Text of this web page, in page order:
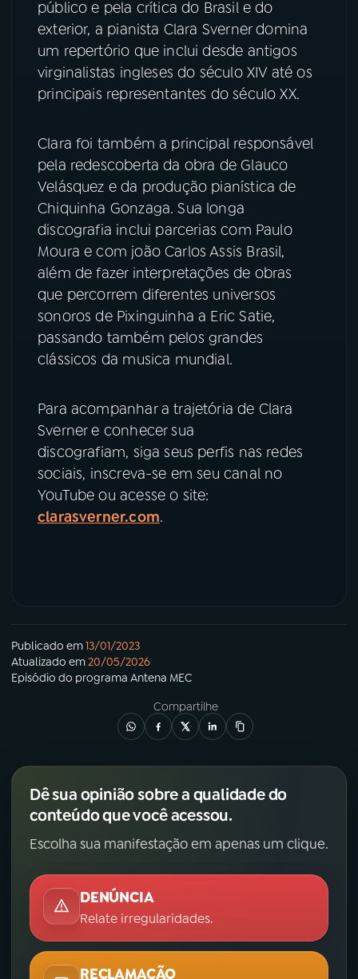
público e pela crítica do Brasil e do
exterior, a pianista Clara Sverner domina
um repertório que inclui desde antigos
virginalistas ingleses do século XIV até os
principais representantes do século XX.
Clara foi também a principal responsável
pela redescoberta da obra de Glauco
Velásquez e da produção pianística de
Chiquinha Gonzaga. Sua longa
discografia inclui parcerias com Paulo
Moura e com joão Carlos Assis Brasil,
além de fazer interpretações de obras
que percorrem diferentes universos
sonoros de Pixinguinha a Eric Satie,
passando também pelos grandes
clássicos da musica mundial.
Para acompanhar a trajetória de Clara
Sverner e conhecer sua
discografiam, siga seus perfis nas redes
sociais, inscreva-se em seu canal no
YouTube ou acesse o site:
clarasverner.com.
Publicado em13/01/2023
Atualizado em20/05/2026
Episódio do programa Antena MEC
Compartilhe
Dê sua opinião sobre a qualidade do
conteúdo que você acessou.
Escolha sua manifestação em apenas um clique.
DENÚNCIA
Relate irregularidades.
RECLAMAÇÃO